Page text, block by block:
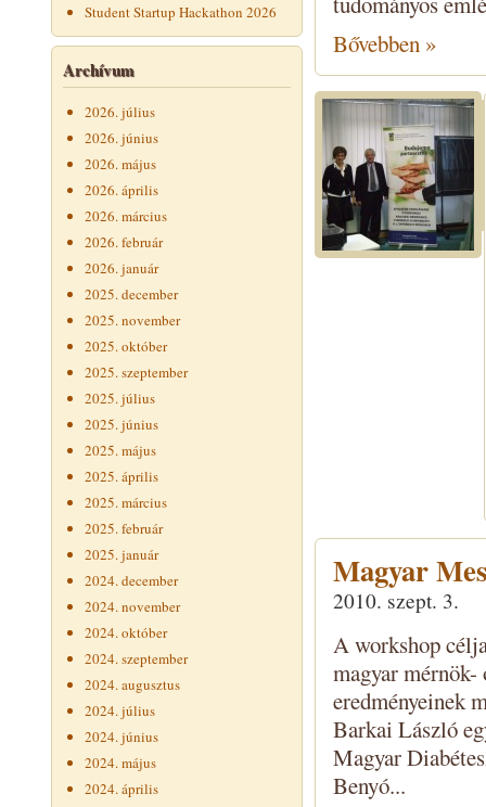
Student Startup Hackathon 2026
Archívum
2026. július
2026. június
2026. május
2026. április
2026. március
2026. február
2026. január
2025. december
2025. november
2025. október
2025. szeptember
2025. július
2025. június
2025. május
2025. április
2025. március
2025. február
2025. január
2024. december
2024. november
2024. október
2024. szeptember
2024. augusztus
2024. július
2024. június
2024. május
2024. április
Bővebben »
Magyar
2010. szept. 3.
A workshop
magyar mérnök-
eredményeinek
Barkai László
Magyar
Benyó...